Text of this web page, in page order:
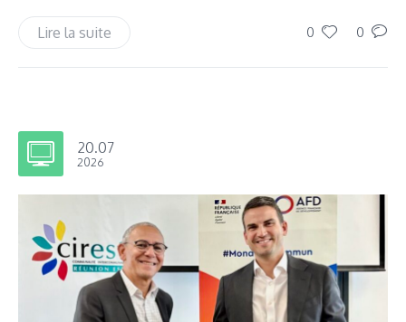
0 0
Lire la suite
20.07
2026